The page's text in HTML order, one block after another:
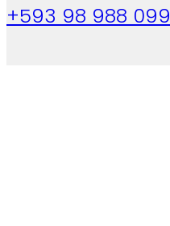
+593 98 988